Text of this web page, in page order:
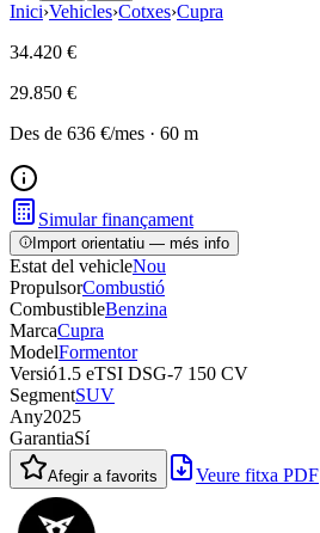
Inici›Vehicles›Cotxes›Cupra
34.420 €
29.850 €
Des de 636 €/mes · 60 m
Simular finançament
Import orientatiu — més info
Estat del vehicleNou
PropulsorCombustió
CombustibleBenzina
MarcaCupra
ModelFormentor
Versió1.5 eTSI DSG-7 150 CV
SegmentSUV
Any2025
GarantiaSí
Afegir a favorits Veure fitxa PDF